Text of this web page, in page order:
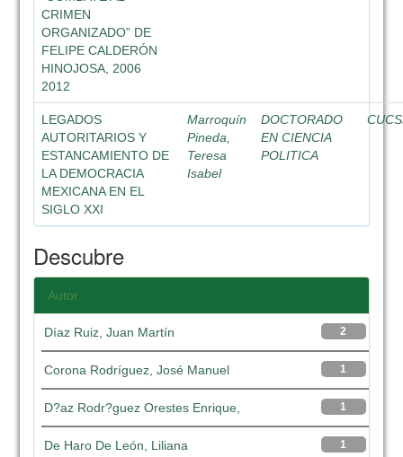
CRIMEN
ORGANIZADO” DE
FELIPE CALDERÓN
HINOJOSA, 2006
2012
LEGADOS
AUTORITARIOS Y
ESTANCAMIENTO DE
LA DEMOCRACIA
MEXICANA EN EL
SIGLO XXI
Marroquín
Pineda,
Teresa
Isabel
DOCTORADO
EN CIENCIA
POLITICA
Descubre
Autor
2
Díaz Ruiz, Juan Martín
1
Corona Rodríguez, José Manuel
1
D?az Rodr?guez Orestes Enrique,
1
De Haro De León, Liliana